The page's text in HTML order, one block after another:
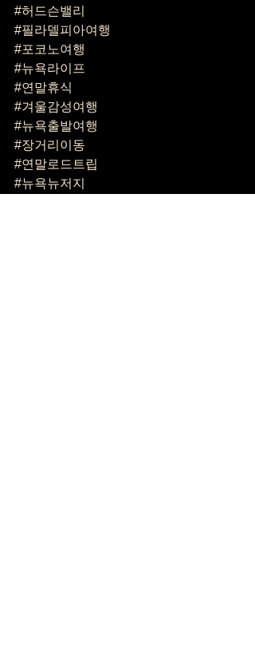
#허드슨밸리
#필라델피아여행
#포코노여행
#뉴욕라이프
#연말휴식
#겨울감성여행
#뉴욕출발여행
#장거리이동
#연말로드트립
#뉴욕뉴저지